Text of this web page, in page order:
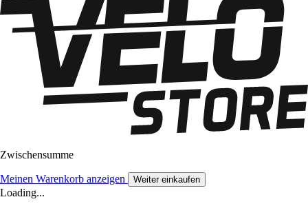
Zwischensumme
Meinen Warenkorb anzeigen Weiter einkaufen
Loading...